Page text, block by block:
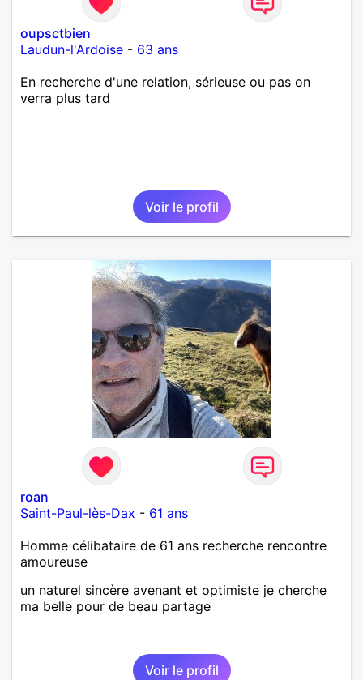
oupsctbien
Laudun-l'Ardoise - 63 ans
En recherche d'une relation, sérieuse ou pas on
verra plus tard
Voir le profil
roan
Saint-Paul-lès-Dax - 61 ans
Homme célibataire de 61 ans recherche rencontre
amoureuse
un naturel sincère avenant et optimiste je cherche
ma belle pour de beau partage
Voir le profil